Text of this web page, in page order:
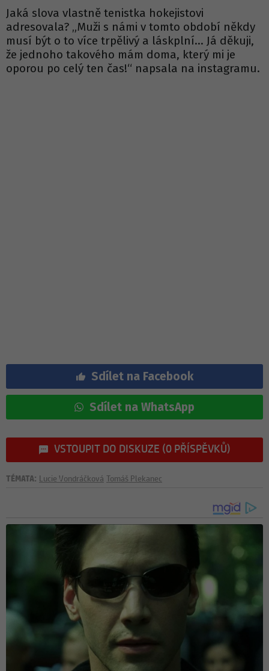
Jaká slova vlastně tenistka hokejistovi
adresovala? „Muži s námi v tomto období někdy
musí být o to více trpělivý a láskplní… Já děkuji,
že jednoho takového mám doma, který mi je
oporou po celý ten čas!“ napsala na instagramu.
Sdílet na Facebook
Sdílet na WhatsApp
VSTOUPIT DO DISKUZE (0 PŘÍSPĚVKŮ)
TÉMATA: Lucie Vondráčková Tomáš Plekanec